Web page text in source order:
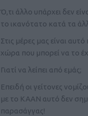
Ό,τι άλλο υπάρχει δεν
το ικανότατο κατά τα
Στις μέρες μας είναι
χώρα που μπορεί να το
Γιατί να λείπει από εμάς;
Επειδή οι γείτονες
με το ΚΑΑΝ αυτό δεν
παρασάγγας!